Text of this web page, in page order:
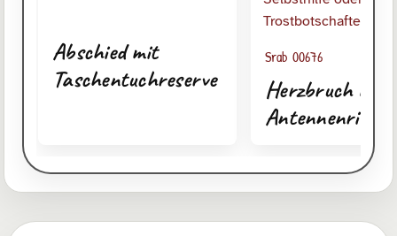
Abschied mit
Taschentuchreserve
Srab 00676
Herzbruch mit
Antennenriss